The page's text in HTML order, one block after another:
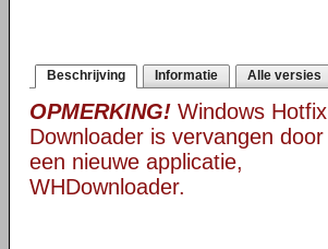
Beschrijving Informatie Alle versies
OPMERKING! Windows Hotfix
Downloader is vervangen door
een nieuwe applicatie,
WHDownloader.